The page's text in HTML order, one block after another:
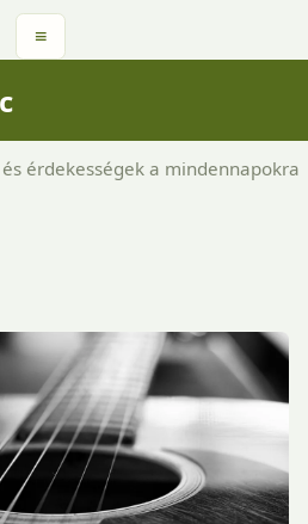
≡
érdekességek a mindennapokra